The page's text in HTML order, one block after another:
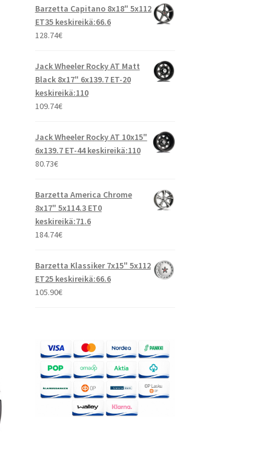
Barzetta Capitano 8x18" 5x112
ET35 keskireikä:66.6
128.74€
Jack Wheeler Rocky AT Matt
Black 8x17" 6x139.7 ET-20
keskireikä:110
109.74€
Jack Wheeler Rocky AT 10x15"
6x139.7 ET-44 keskireikä:110
80.73€
Barzetta America Chrome
8x17" 5x114.3 ET0
keskireikä:71.6
184.74€
Barzetta Klassiker 7x15" 5x112
ET25 keskireikä:66.6
105.90€